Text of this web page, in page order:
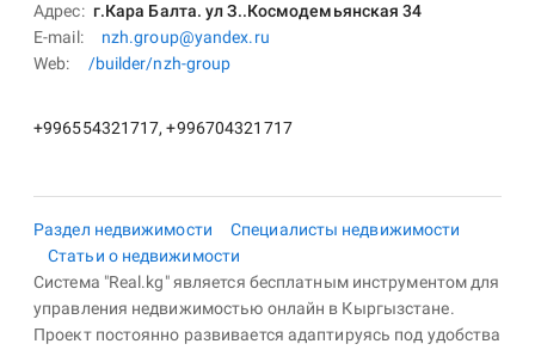
Адрес
г.Кара Балта. ул З..Космодемьянская 34
E-mail
nzh.group@yandex.ru
Web
/builder/nzh-group
+996554321717, +996704321717
Раздел недвижимости
Специалисты недвижимости
Статьи о недвижимости
Система "Real.kg" является бесплатным инструментом для
управления недвижимостью онлайн в Кыргызстане.
Проект постоянно развивается адаптируясь под удобства